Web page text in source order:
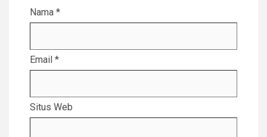
Nama *
Email *
Situs Web